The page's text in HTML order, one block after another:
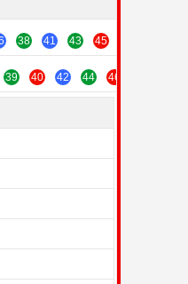
38 41 43 45
39 40 42 44 46